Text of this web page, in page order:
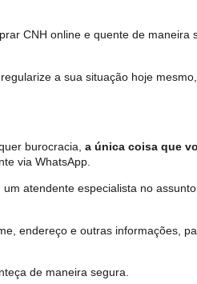
CNH online e quente de
regularize a sua situação hoje
burocracia, a única coisa que
via WhatsApp.
atendente especialista no
endereço e outras informações,
de maneira segura.